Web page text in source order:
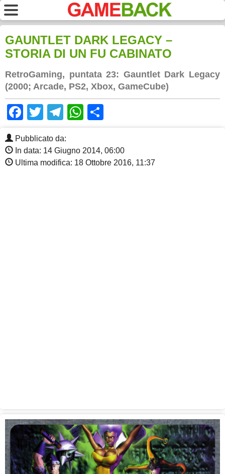
GAUNTLET DARK LEGACY –
STORIA DI UN FU CABINATO
RetroGaming, puntata 23: Gauntlet Dark Legacy
(2000; Arcade, PS2, Xbox, GameCube)
Facebook
TwitterTelegram
WhatsApp
Pubblicato da:
In data: 14 Giugno 2014, 06:00
Ultima modifica: 18 Ottobre 2016, 11:37